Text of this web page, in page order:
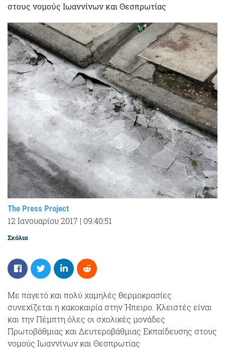
στους νομούς Ιωαννίνων και Θεσπρωτίας
The Press Project
12 Ιανουαρίου 2017 | 09:40:51
Σχόλια
Με παγετό και πολύ χαμηλές θερμοκρασίες
συνεχίζεται η κακοκαιρία στην Ήπειρο. Κλειστές είναι
και την Πέμπτη όλες οι σχολικές μονάδες
Πρωτοβάθμιας και Δευτεροβάθμιας Εκπαίδευσης στους
νομούς Ιωαννίνων και Θεσπρωτίας